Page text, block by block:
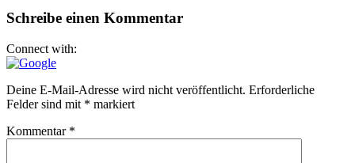
Schreibe einen Kommentar
Connect with:
Deine E-Mail-Adresse wird nicht veröffentlicht. Erforderliche
Felder sind mit * markiert
Kommentar *